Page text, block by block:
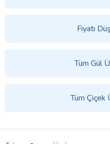
Fiyatı
Tüm Gül
Tüm Çiçek